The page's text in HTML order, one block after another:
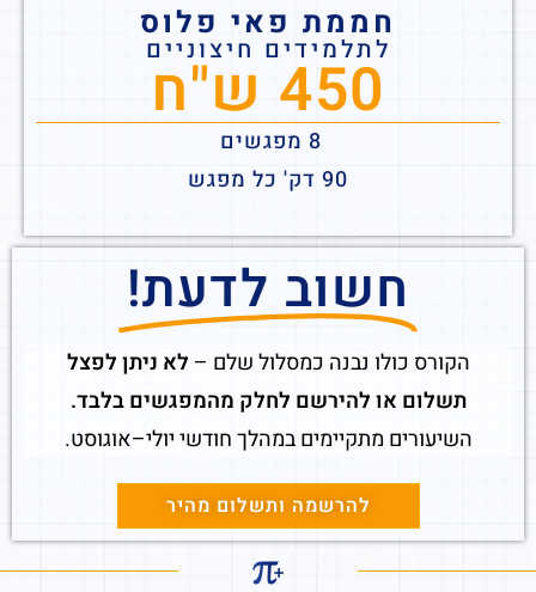
חממת פאי פלוס
לתלמידים חיצוניים
450 ש"ח
8 מפגשים
90 דק' כל מפגש
חשוב לדעת!
הקורס כולו נבנה כמסלול שלם – לא ניתן לפצל
תשלום או להירשם לחלק מהמפגשים בלבד.
השיעורים מתקיימים במהלך חודשי יולי–אוגוסט.
להרשמה ותשלום מהיר